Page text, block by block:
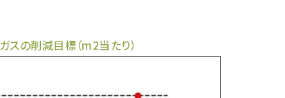
の削減目標（m2当たり）